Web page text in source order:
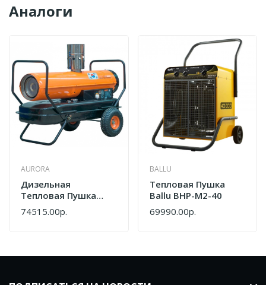
Аналоги
AURORA
Дизельная
Тепловая Пушка
Aurora ТК-80 С
Отводом 8738
74515.00р.
BALLU
Тепловая Пушка
Ballu BHP-M2-40
69990.00р.